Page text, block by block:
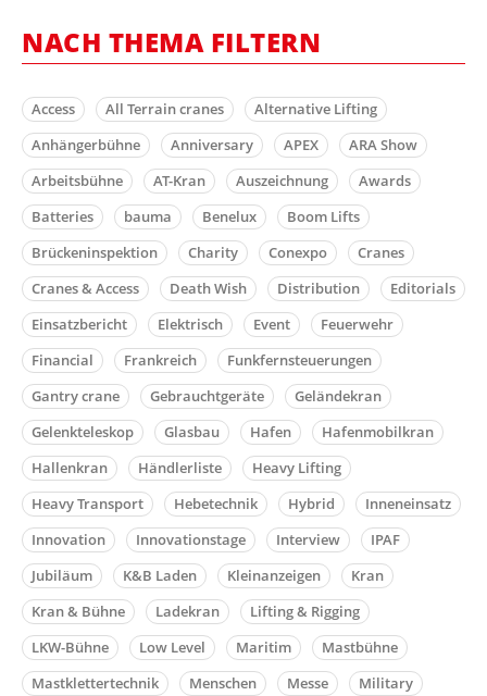
NACH THEMA FILTERN
Access All Terrain cranes
Alternative Lifting
Anhängerbühne
Anniversary APEX
ARA Show
Arbeitsbühne
AT-Kran Auszeichnung
Awards
Batteries
bauma Benelux
Boom Lifts
Brückeninspektion
Charity Conexpo
Cranes
Cranes & Access
Death Wish Distribution
Editorials
Einsatzbericht
Elektrisch Event
Feuerwehr
Financial
Frankreich
Funkfernsteuerungen
Gantry crane
Gebrauchtgeräte
Geländekran
Gelenkteleskop
Glasbau Hafen
Hafenmobilkran
Hallenkran
Händlerliste
Heavy Lifting
Heavy Transport
Hebetechnik Hybrid
Inneneinsatz
Innovation
Innovationstage Interview
IPAF
Jubiläum
K&B Laden Kleinanzeigen
Kran
Kran & Bühne
Ladekran
Lifting & Rigging
LKW-Bühne
Low Level Maritim
Mastbühne
Mastklettertechnik
Menschen Messe Military